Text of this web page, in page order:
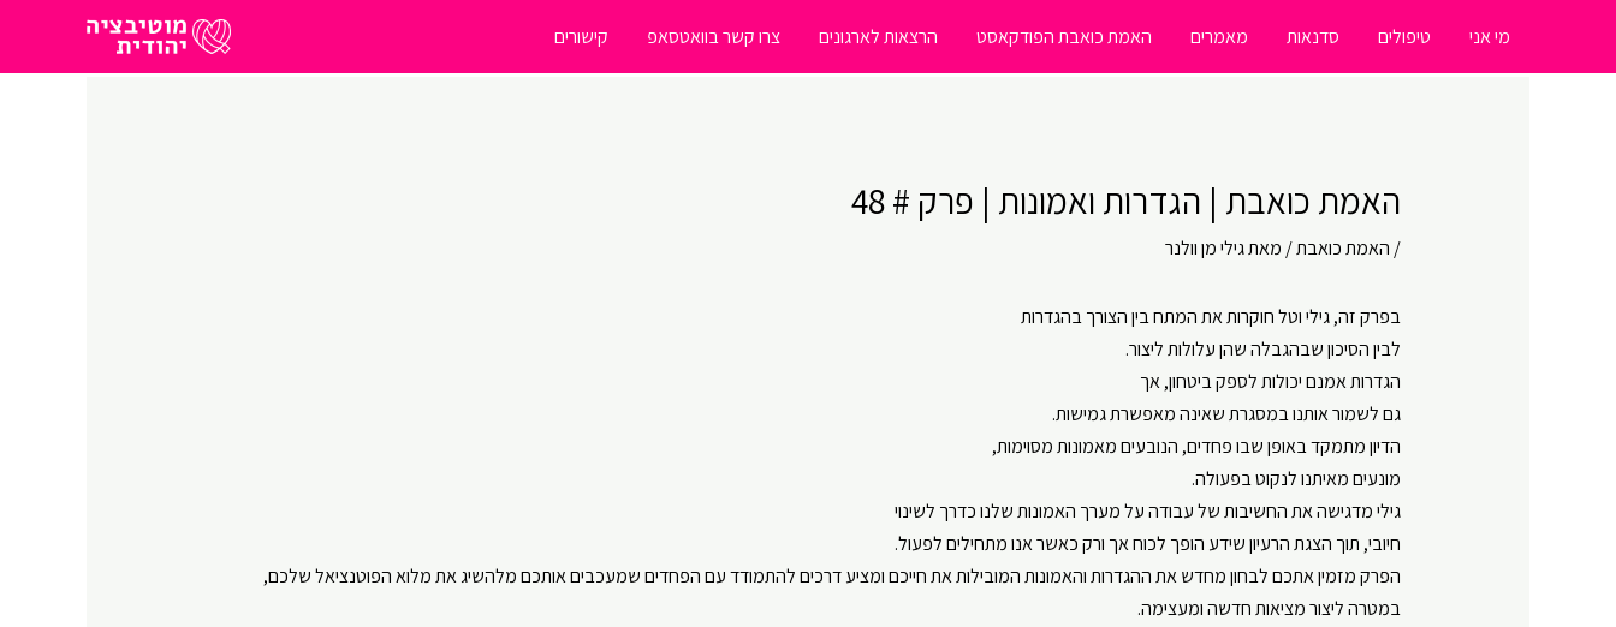
מי אני טיפולים סדנאות מאמרים האמת כואבת הפודקאסט הרצאות לארגונים צרו קשר בוואטסאפ קישורים
האמת כואבת | הגדרות ואמונות | פרק # 48
/ האמת כואבת/ מאתגילי מן וולנר
בפרק זה, גילי וטל חוקרות את המתח בין הצורך בהגדרות
לבין הסיכון שבהגבלה שהן עלולות ליצור.
הגדרות אמנם יכולות לספק ביטחון, אך
גם לשמור אותנו במסגרת שאינה מאפשרת גמישות.
הדיון מתמקד באופן שבו פחדים, הנובעים מאמונות מסוימות,
מונעים מאיתנו לנקוט בפעולה.
גילי מדגישה את החשיבות של עבודה על מערך האמונות שלנו כדרך לשינוי
חיובי, תוך הצגת הרעיון שידע הופך לכוח אך ורק כאשר אנו מתחילים לפעול.
הפרק מזמין אתכם לבחון מחדש את ההגדרות והאמונות המובילות את חייכם ומציע דרכים להתמודד עם הפחדים שמעכבים אותכם מלהשיג את מלוא הפוטנציאל שלכם,
במטרה ליצור מציאות חדשה ומעצימה.